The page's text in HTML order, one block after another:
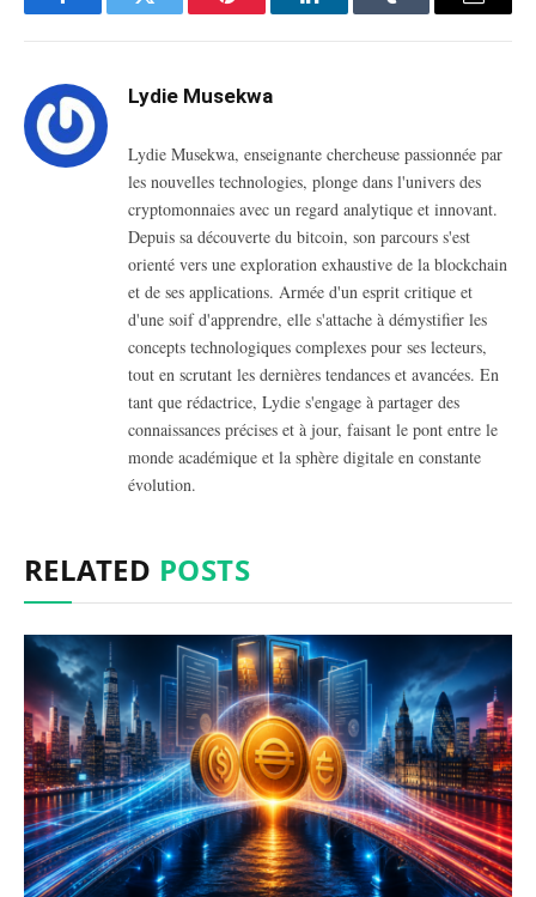
FacebookTwitter Pinterest LinkedInTumblr Email
Lydie Musekwa
Lydie Musekwa, enseignante chercheuse passionnée par
les nouvelles technologies, plonge dans l'univers des
cryptomonnaies avec un regard analytique et innovant.
Depuis sa découverte du bitcoin, son parcours s'est
orienté vers une exploration exhaustive de la blockchain
et de ses applications. Armée d'un esprit critique et
d'une soif d'apprendre, elle s'attache à démystifier les
concepts technologiques complexes pour ses lecteurs,
tout en scrutant les dernières tendances et avancées. En
tant que rédactrice, Lydie s'engage à partager des
connaissances précises et à jour, faisant le pont entre le
monde académique et la sphère digitale en constante
évolution.
RELATED POSTS